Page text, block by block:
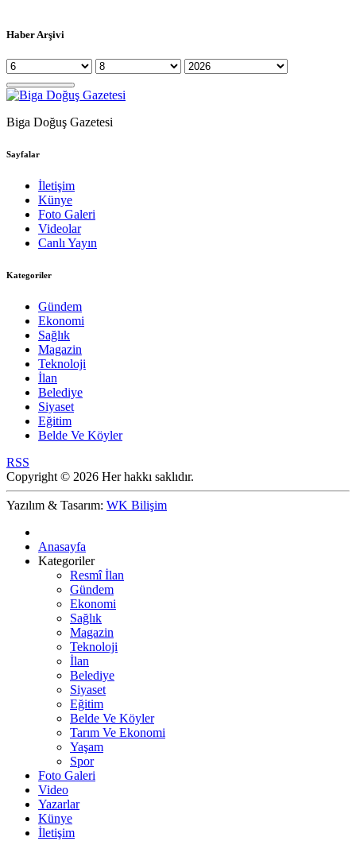
Haber Arşivi
Biga Doğuş Gazetesi
Sayfalar
İletişim
Künye
Foto Galeri
Videolar
Canlı Yayın
Kategoriler
Gündem
Ekonomi
Sağlık
Magazin
Teknoloji
İlan
Belediye
Siyaset
Eğitim
Belde Ve Köyler
RSS
Copyright © 2026 Her hakkı saklıdır.
Yazılım & Tasarım: WK Bilişim
Anasayfa
Kategoriler
Resmî İlan
Gündem
Ekonomi
Sağlık
Magazin
Teknoloji
İlan
Belediye
Siyaset
Eğitim
Belde Ve Köyler
Tarım Ve Ekonomi
Yaşam
Spor
Foto Galeri
Video
Yazarlar
Künye
İletişim